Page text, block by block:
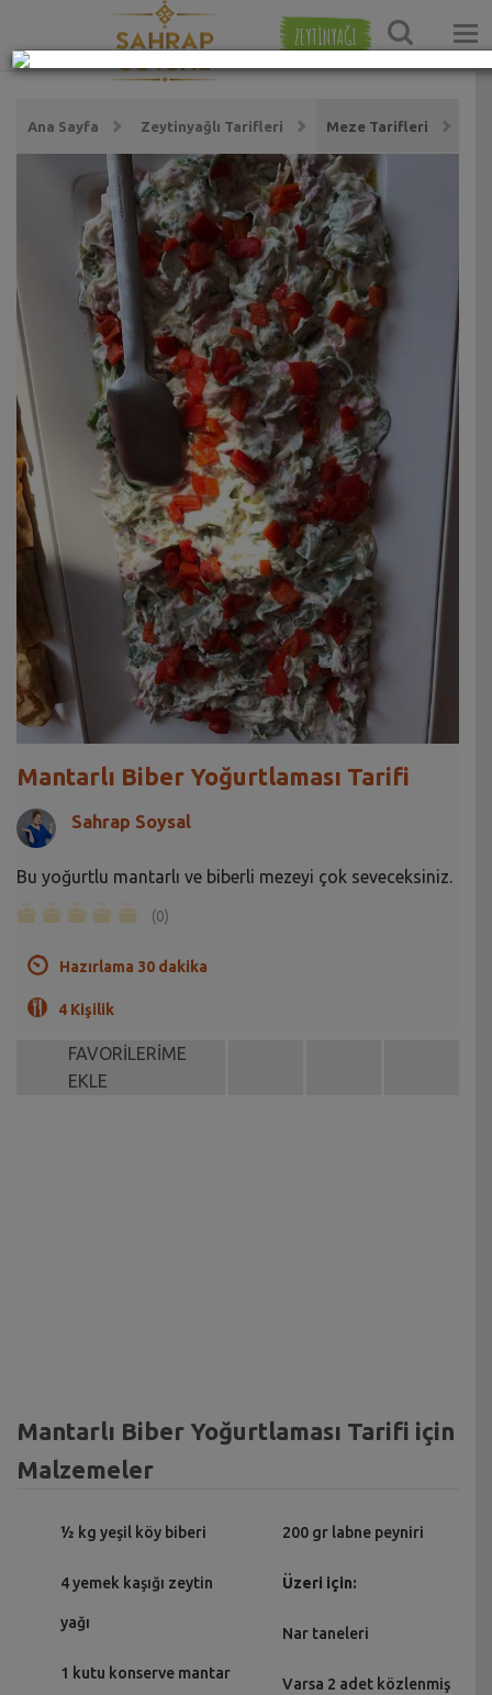
ZEYTİNYAĞI
Ana Sayfa Zeytinyağlı Tarifleri Meze Tarifleri
Mantarlı Biber Yoğurtlaması Tarifi
Sahrap Soysal
Bu yoğurtlu mantarlı ve biberli mezeyi çok seveceksiniz.
(0)
Hazırlama 30 dakika
4 Kişilik
FAVORİLERİME
EKLE
Mantarlı Biber Yoğurtlaması Tarifi için
Malzemeler
½ kg yeşil köy biberi
4 yemek kaşığı zeytin
yağı
1 kutu konserve mantar
200 gr labne peyniri
Üzeri için:
Nar taneleri
Varsa 2 adet közlenmiş